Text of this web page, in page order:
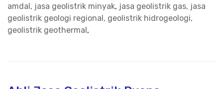
amdal, jasa geolistrik minyak, jasa geolistrik gas, jasa
geolistrik geologi regional, geolistrik hidrogeologi,
geolistrik geothermal ,